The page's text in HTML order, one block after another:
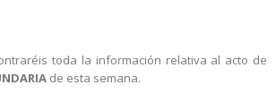
toda la información relativa al acto de
de esta semana.